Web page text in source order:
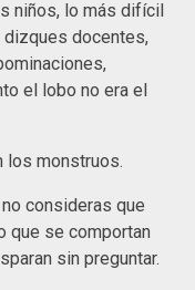
niños, lo más difícil
dizques docentes,
el lobo no era el
los monstruos.
consideras que
que se comportan
sin preguntar.